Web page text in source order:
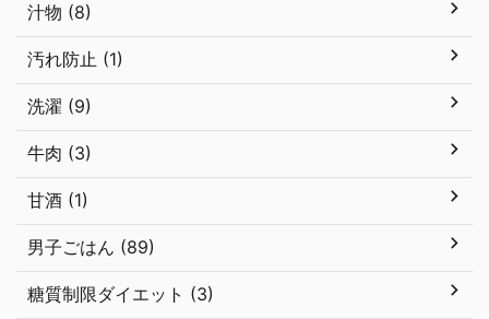
汁物 (8)
汚れ防止 (1)
洗濯 (9)
牛肉 (3)
甘酒 (1)
男子ごはん (89)
糖質制限ダイエット (3)